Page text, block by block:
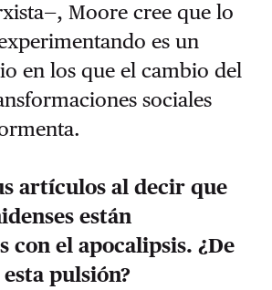
Moore cree que lo
es un
en los que el cambio del
sociales
artículos al decir que
están
con el apocalipsis. ¿De
pulsión?